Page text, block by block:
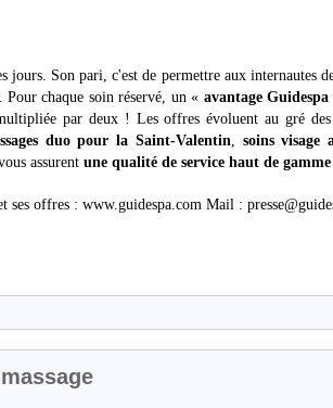
jours. Son pari, c'est de permettre aux internautes
Pour chaque soin réservé, un « avantage
par deux ! Les offres évoluent au gré des
duo pour la Saint-Valentin soins visage
assurent une qualité de service haut de gamme
offres : www.guidespa.com Mail :